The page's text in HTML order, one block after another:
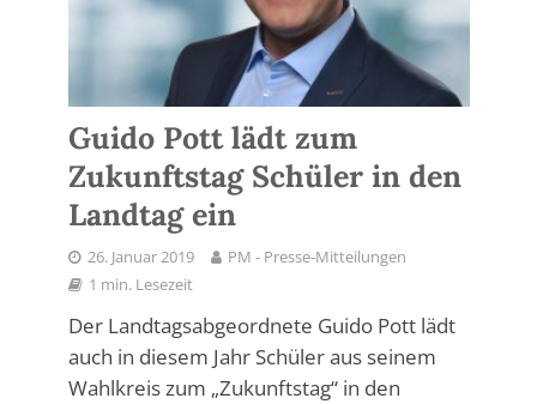
Guido Pott lädt zum
Zukunftstag Schüler in den
Landtag ein
26. Januar 2019
PM - Presse-Mitteilungen
1 min. Lesezeit
Der Landtagsabgeordnete Guido Pott lädt
auch in diesem Jahr Schüler aus seinem
Wahlkreis zum „Zukunftstag“ in den